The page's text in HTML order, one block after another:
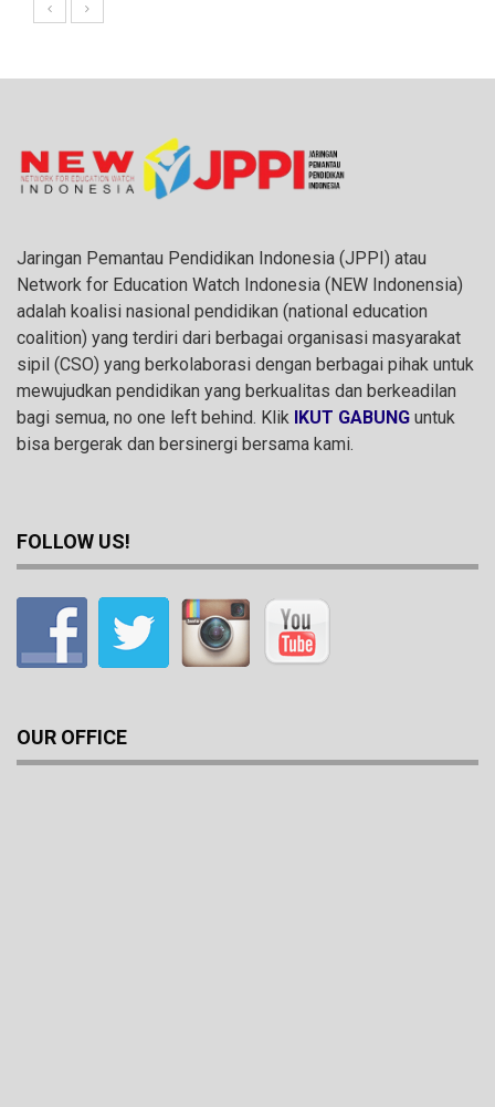
Jaringan Pemantau Pendidikan Indonesia (JPPI) atau
Network for Education Watch Indonesia (NEW Indonensia)
adalah koalisi nasional pendidikan (national education
coalition) yang terdiri dari berbagai organisasi masyarakat
sipil (CSO) yang berkolaborasi dengan berbagai pihak untuk
mewujudkan pendidikan yang berkualitas dan berkeadilan
bagi semua, no one left behind. Klik IKUT GABUNG untuk
bisa bergerak dan bersinergi bersama kami.
FOLLOW US!
OUR OFFICE